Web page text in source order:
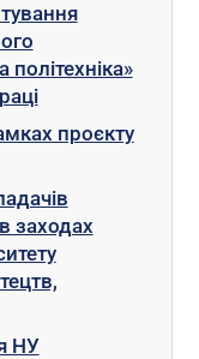
політехніка»
проєкту
заходах
НУ